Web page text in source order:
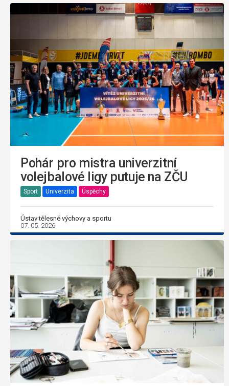
Pohár pro mistra univerzitní
volejbalové ligy putuje na ZČU
Sport Univerzita Úspěchy
Ústav tělesné výchovy a sportu
07. 05. 2026